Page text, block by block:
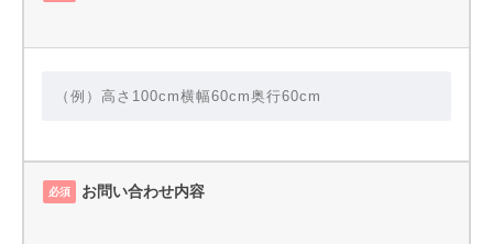
必須 お問い合わせ内容